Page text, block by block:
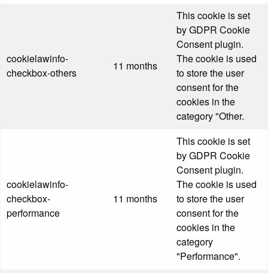
cookielawinfo-
checkbox-others
11 months
This cookie is set
by GDPR Cookie
Consent plugin.
The cookie is used
to store the user
consent for the
cookies in the
category "Other.
cookielawinfo-
checkbox-
performance
11 months
This cookie is set
by GDPR Cookie
Consent plugin.
The cookie is used
to store the user
consent for the
cookies in the
category
"Performance".